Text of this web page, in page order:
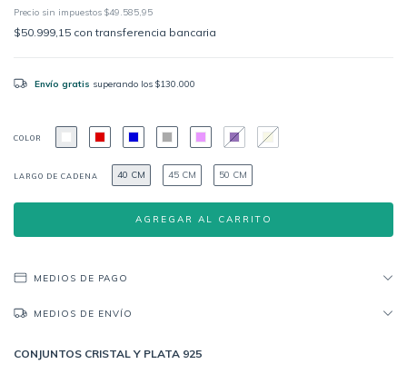
Precio sin impuestos $49.585,95
$50.999,15 con transferencia bancaria
Envío gratis superando los $130.000
COLOR
LARGO DE CADENA 40 CM 45 CM 50 CM
MEDIOS DE PAGO
MEDIOS DE ENVÍO
CONJUNTOS CRISTAL Y PLATA 925